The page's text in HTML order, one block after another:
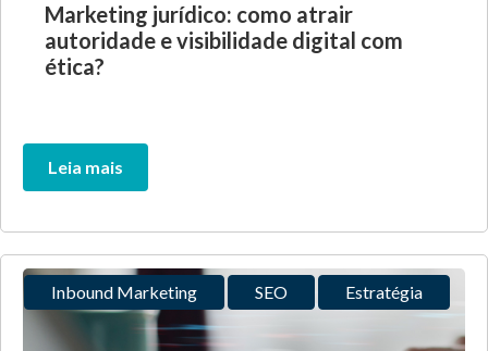
Marketing jurídico: como atrair
autoridade e visibilidade digital com
ética?
Leia mais
Inbound Marketing SEO Estratégia